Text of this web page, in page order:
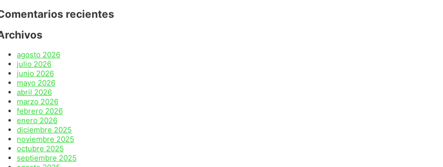
recientes
agosto 2026
julio 2026
junio 2026
mayo 2026
abril 2026
marzo 2026
febrero 2026
enero 2026
diciembre 2025
noviembre 2025
octubre 2025
septiembre 2025